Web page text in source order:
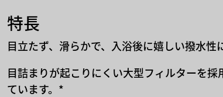
特長
目立たず、滑らかで、入浴後に嬉しい撥水性
目詰まりが起こりにくい大型フィルターを
ています。*